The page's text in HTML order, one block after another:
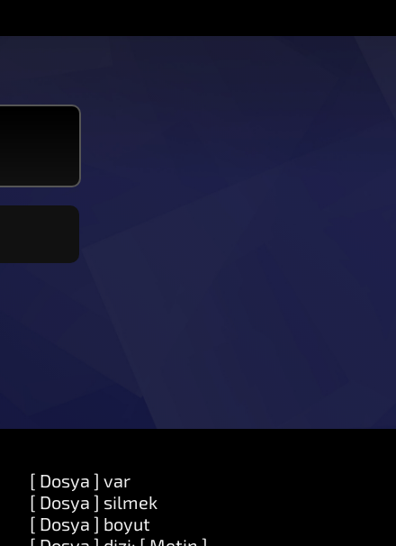
[ Dosya ] var
[ Dosya ] silmek
[ Dosya ] boyut